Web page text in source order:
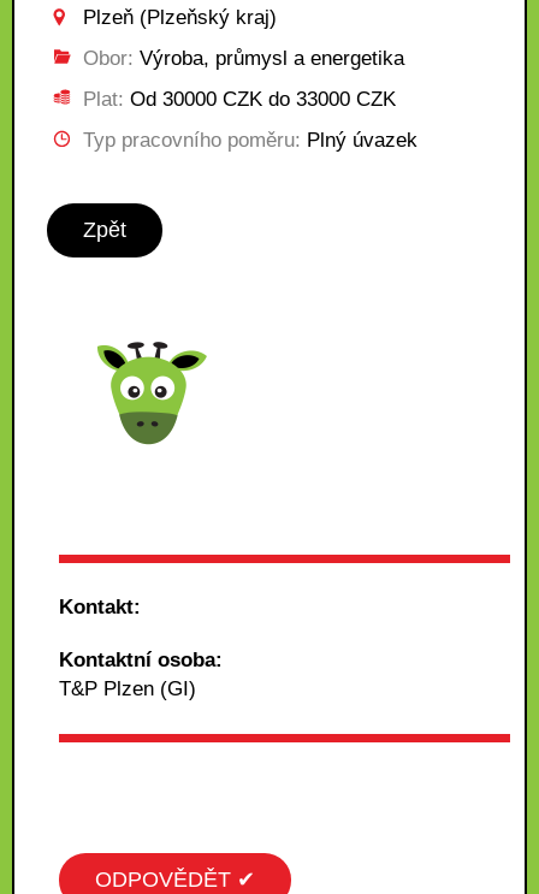
Plzeň (Plzeňský kraj)
Obor: Výroba, průmysl a energetika
Plat: Od 30000 CZK do 33000 CZK
Typ pracovního poměru: Plný úvazek
Zpět
Kontakt:
Kontaktní osoba:
T&P Plzen (GI)
ODPOVĚDĚT ✔